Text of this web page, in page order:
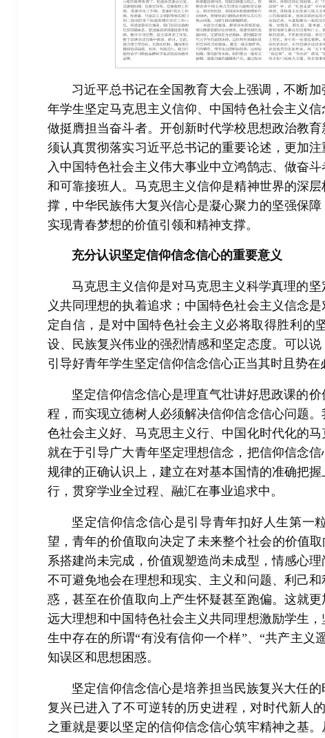
习近平总书记在全国教育大会上强调，不断
年学生坚定马克思主义信仰、中国特色社会主义
做挺膺担当奋斗者。开创新时代学校思想政治教
须认真贯彻落实习近平总书记的重要论述，更加
入中国特色社会主义伟大事业中立鸿鹄志、做奋
和可靠接班人。马克思主义信仰是精神世界的深
撑，中华民族伟大复兴信心是凝心聚力的坚强保
实现青春梦想的价值引领和精神支撑。
充分认识坚定信仰信念信心的重要意义
马克思主义信仰是对马克思主义科学真理的
义共同理想的执着追求；中国特色社会主义信念
定自信，是对中国特色社会主义必将取得胜利的
设、民族复兴伟业的强烈情感和坚定态度。可以
引导好青年学生坚定信仰信念信心正当其时且势在
坚定信仰信念信心是理直气壮讲好思政课的
程，而实现立德树人必须解决信仰信念信心问题
色社会主义好、马克思主义行、中国化时代化的
就在于引导广大青年坚定理想信念，把信仰信念
规律的正确认识上，建立在对基本国情的准确把
行，贯穿学业全过程、融汇在事业追求中。
坚定信仰信念信心是引导青年扣好人生第一
望，青年的价值取向决定了未来整个社会的价值
系搭建尚未完成，价值观塑造尚未成型，情感心
不可避免地会在理想和现实、主义和问题、利己
惑，甚至在价值取向上产生怀疑甚至跑偏。这就
远大理想和中国特色社会主义共同理想激励学生
生中存在的所谓“有没有信仰一个样”、“共产主义
知误区和思想困惑。
坚定信仰信念信心是培养担当民族复兴大任
复兴已进入了不可逆转的历史进程，对时代新人
之重就是要以坚定的信仰信念信心筑牢精神之基